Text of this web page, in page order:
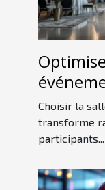
idéale
Choisir la
transforme
participants...